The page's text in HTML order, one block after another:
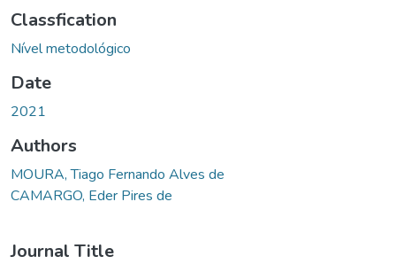
Classfication
Nível metodológico
Date
2021
Authors
MOURA, Tiago Fernando Alves de
CAMARGO, Eder Pires de
Journal Title